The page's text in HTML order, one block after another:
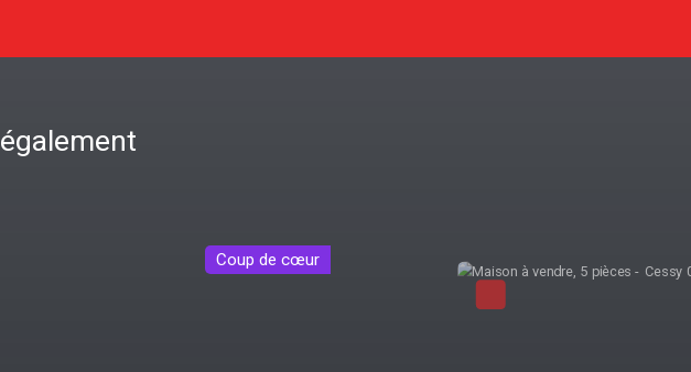
également
Exclusivité